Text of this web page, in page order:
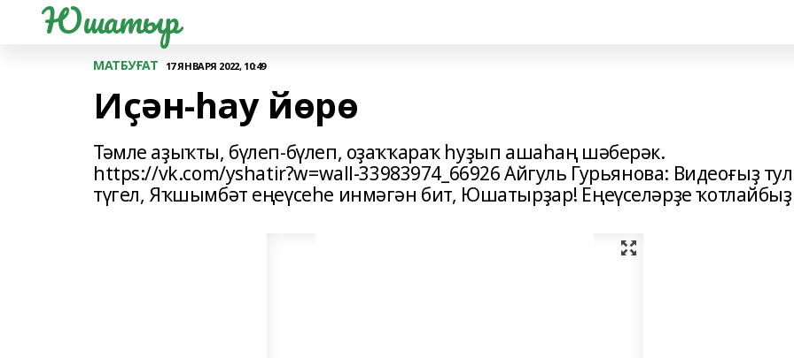
Юшатыр
МАТБУҒАТ 17 ЯНВАРЯ 2022, 10:49
Иҫән-һау йөрө
Тәмле аҙыҡты, бүлеп-бүлеп, оҙаҡҡараҡ һуҙып ашаһаң шәберәк.
https://vk.com/yshatir?w=wall-33983974_66926 Айгуль Гурьянова: Видеоғыҙ
түгел, Яҡшымбәт еңеүсеһе инмәгән бит, Юшатырҙар! Еңеүселәрҙе